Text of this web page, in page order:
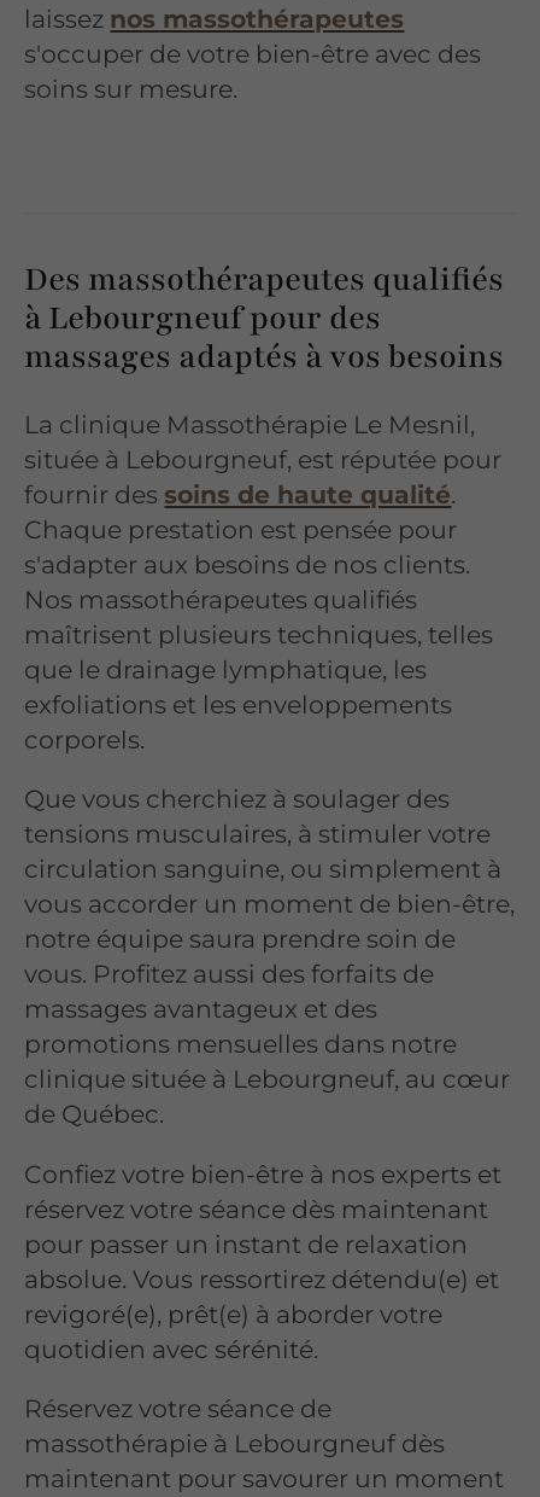
laissez nos massothérapeutes
s'occuper de votre bien-être avec des
soins sur mesure.
Des massothérapeutes qualifiés
à Lebourgneuf pour des
massages adaptés à vos besoins
La clinique Massothérapie Le Mesnil,
située à Lebourgneuf, est réputée pour
fournir dessoins de haute qualité.
Chaque prestation est pensée pour
s'adapter aux besoins de nos clients.
Nos massothérapeutes qualifiés
maîtrisent plusieurs techniques, telles
que le drainage lymphatique, les
exfoliations et les enveloppements
corporels.
Que vous cherchiez à soulager des
tensions musculaires, à stimuler votre
circulation sanguine, ou simplement à
vous accorder un moment de bien-être,
notre équipe saura prendre soin de
vous. Profitez aussi des forfaits de
massages avantageux et des
promotions mensuelles dans notre
clinique située à Lebourgneuf, au cœur
de Québec.
Confiez votre bien-être à nos experts et
réservez votre séance dès maintenant
pour passer un instant de relaxation
absolue. Vous ressortirez détendu(e) et
revigoré(e), prêt(e) à aborder votre
quotidien avec sérénité.
Réservez votre séance de
massothérapie à Lebourgneuf dès
maintenant pour savourer un moment